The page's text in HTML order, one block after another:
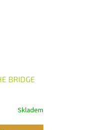
BRIDGE
Skladem